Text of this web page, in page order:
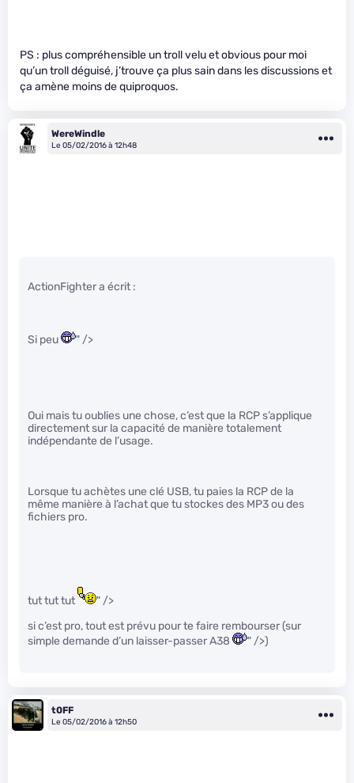
PS : plus compréhensible un troll velu et obvious pour moi
qu’un troll déguisé, j’trouve ça plus sain dans les discussions et
ça amène moins de quiproquos.
WereWindle
Le 05/02/2016 à 12h48
ActionFighter a écrit :
Si peu " />
Oui mais tu oublies une chose, c’est que la RCP s’applique
directement sur la capacité de manière totalement
indépendante de l’usage.
Lorsque tu achètes une clé USB, tu paies la RCP de la
même manière à l’achat que tu stockes des MP3 ou des
fichiers pro.
tut tut tut
" />
si c’est pro, tout est prévu pour te faire rembourser (sur
simple demande d’un laisser-passer A38
" />)
t0FF
Le 05/02/2016 à 12h50